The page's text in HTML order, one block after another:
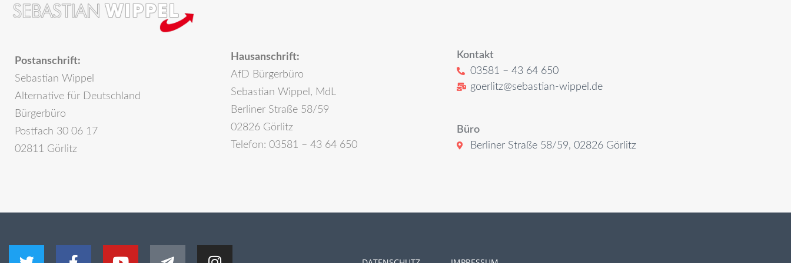
Postanschrift:
Sebastian Wippel
Alternative für Deutschland
Bürgerbüro
Postfach 30 06 17
02811 Görlitz
Hausanschrift:
AfD Bürgerbüro
Sebastian Wippel, MdL
Berliner Straße 58/59
02826 Görlitz
Telefon: 03581 – 43 64 650
Kontakt
03581 – 43 64 650
goerlitz@sebastian-wippel.de
Büro
Berliner Straße 58/59, 02826 Görlitz